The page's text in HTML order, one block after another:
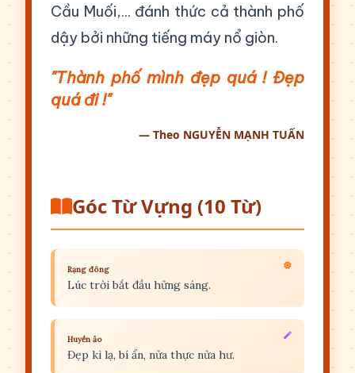
Cầu Muối,... đánh thức cả thành phố
dậy bởi những tiếng máy nổ giòn.
"Thành phố mình đẹp quá ! Đẹp
quá đi !"
— Theo NGUYỄN MẠNH TUẤN
Góc Từ Vựng (10 Từ)
Rạng đông
Lúc trời bắt đầu hửng sáng.
Huyền ảo
Đẹp kì lạ, bí ẩn, nửa thực nửa hư.